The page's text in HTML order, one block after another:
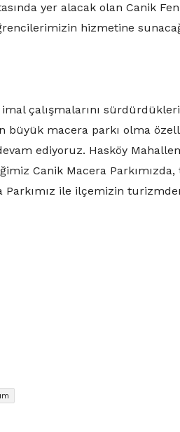
yer alacak olan Canik
hizmetine
çalışmalarını
büyük macera parkı olma
ediyoruz. Hasköy
Canik Macera Parkımızda,
ile ilçemizin